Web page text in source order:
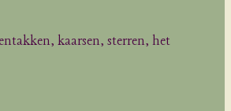
kaarsen, sterren, het